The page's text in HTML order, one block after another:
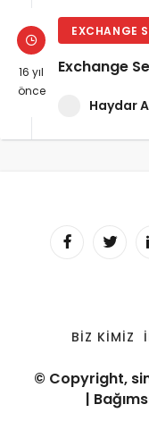
16 yıl
önce
EXCHANGE
Exchange
Haydar
BIZ KIMIZ
© Copyright,
|